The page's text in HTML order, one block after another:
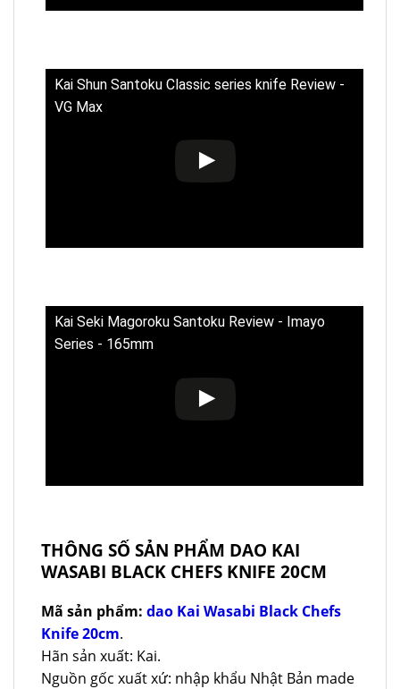
Kai Shun Santoku Classic series knife Review -
VG Max
Kai Seki Magoroku Santoku Review - Imayo
Series - 165mm
THÔNG SỐ SẢN PHẨM DAO KAI
WASABI BLACK CHEFS KNIFE 20CM
Mã sản phẩm: dao Kai Wasabi Black Chefs
Knife 20cm.
Hãn sản xuất: Kai.
Nguồn gốc xuất xứ: nhập khẩu Nhật Bản made